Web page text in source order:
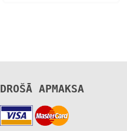
DROŠĀ APMAKSA